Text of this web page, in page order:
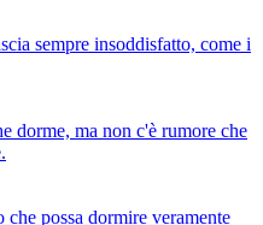
sempre insoddisfatto, come i
dorme, ma non c'è rumore che
possa dormire veramente